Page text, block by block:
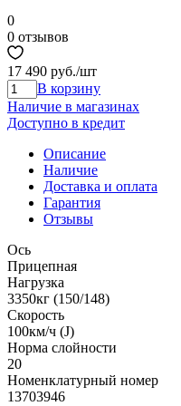
0
0 отзывов
17 490 руб./шт
В корзину
Наличие в магазинах
Доступно в кредит
Описание
Наличие
Доставка и оплата
Гарантия
Отзывы
Ось
Прицепная
Нагрузка
3350кг (150/148)
Скорость
100км/ч (J)
Норма cлойности
20
Номенклатурный номер
13703946